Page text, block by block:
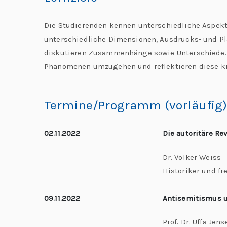
Die Studierenden kennen unterschiedliche
unterschiedliche Dimensionen, Ausdrucks- und
diskutieren Zusammenhänge sowie
Phänomenen umzugehen und reflektieren diese
Termine/Programm (vorläufig)
02.11.2022 Die autoritäre
Dr. Volker Weiss
Historiker und
09.11.2022 Antisemitismus
Prof. Dr. Uffa